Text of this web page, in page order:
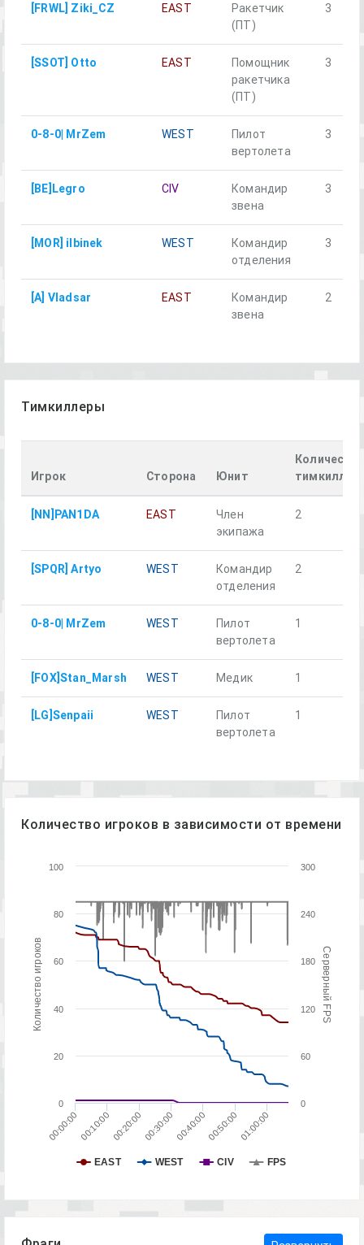
[FRWL] Ziki_CZ EAST
Ракетчик
(ПТ)
3
[SSOT] Otto EAST
Помощник
ракетчика
(ПТ)
3
0-8-0| MrZem WEST
Пилот
вертолета
3
[BE]Legro CIV
Командир
звена
3
[MOR] ilbinek WEST
Командир
отделения
3
[A] Vladsar EAST
Командир
звена
2
Тимкиллеры
Игрок Сторона Юнит
тимкиллов
[NN]PAN1DA EAST
Член
экипажа
2
[SPQR] Artyo WEST
Командир
отделения
2
0-8-0| MrZem WEST
Пилот
вертолета
1
[FOX]Stan_Marsh WEST Медик 1
[LG]Senpaii WEST
Пилот
вертолета
1
Количество игроков в зависимости от времени
Количество игроков Серверный FPS
EAST WEST CIV FPS
00:00:0000:10:0000:20:0000:30:0000:40:0000:50:0001:00:00
0
20
40
60
80
100
0
60
120
180
240
300